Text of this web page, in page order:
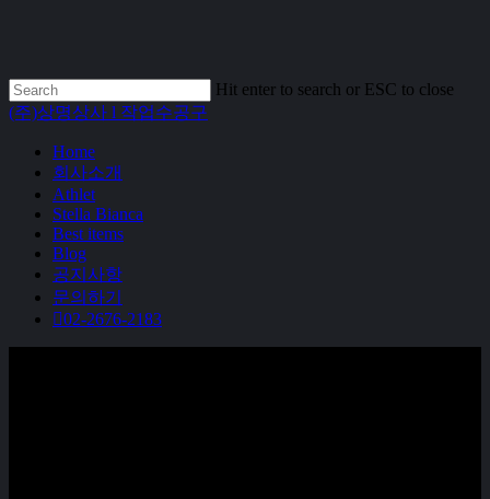
content
Hit enter to search or ESC to close
Close
(주)상명상사 l 작업수공구
Menu
Home
회사소개
Athlet
Stella Bianca
Best items
Blog
공지사항
문의하기
02-2676-2183